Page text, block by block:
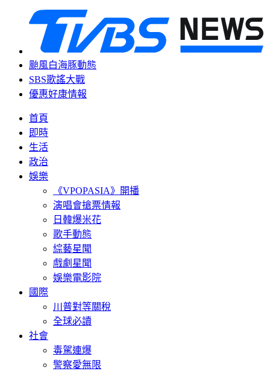
颱風白海豚動態
SBS歌謠大戰
優惠好康情報
首頁
即時
生活
政治
娛樂
《VPOPASIA》開播
演唱會搶票情報
日韓爆米花
歌手動態
綜藝星聞
戲劇星聞
娛樂電影院
國際
川普對等關稅
全球必讀
社會
毒駕連爆
警察愛無限